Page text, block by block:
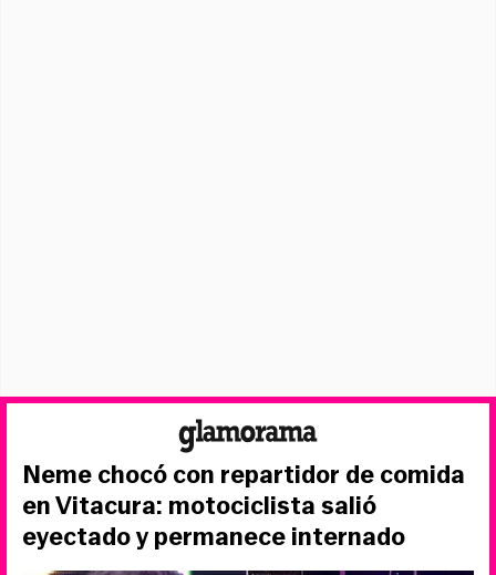
Neme chocó con repartidor de comida
en Vitacura: motociclista salió
eyectado y permanece internado